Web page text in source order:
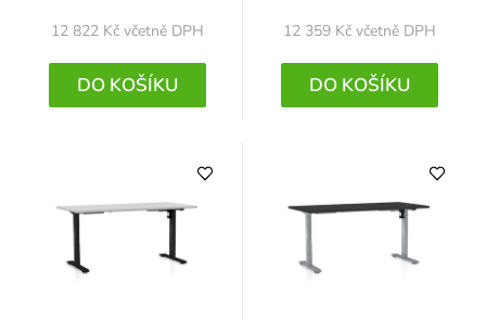
12 822 Kč včetně DPH
DO KOŠÍKU
12 359 Kč včetně DPH
DO KOŠÍKU